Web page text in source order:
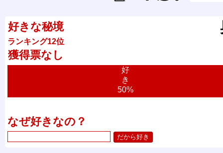
好きな秘境
ランキング12位
獲得票なし
好
き
50%
なぜ好きなの？